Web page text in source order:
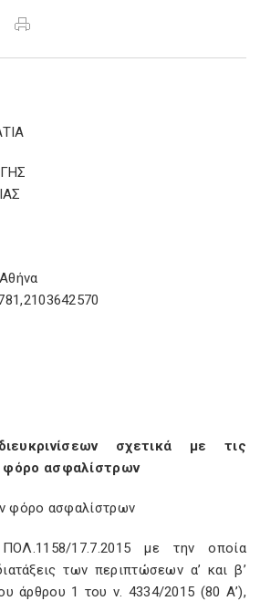
σχετικά με τις
φόρο ασφαλίστρων
φόρο ασφαλίστρων
17.7.2015 με την οποία
των περιπτώσεων α’ και β’
άρθρου 1 του ν. 4334/2015 (80 Α’),